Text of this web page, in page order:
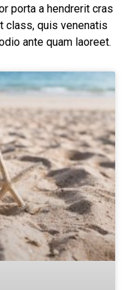
porta a hendrerit cras
class, quis venenatis
ante quam laoreet.